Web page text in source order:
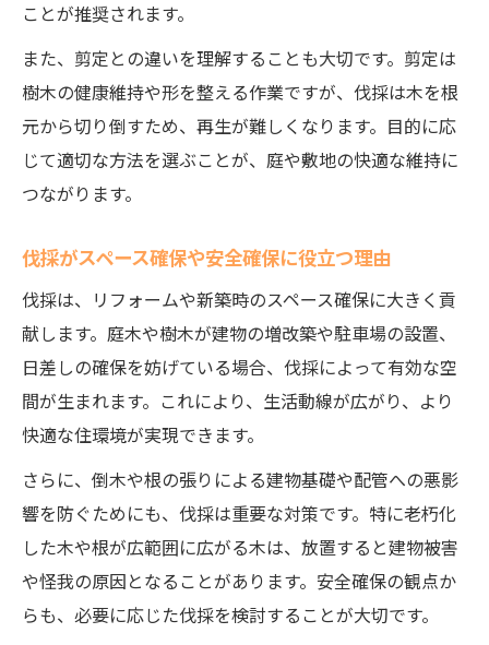
ことが推奨されます。
また、剪定との違いを理解することも大切です。剪定は
樹木の健康維持や形を整える作業ですが、伐採は木を根
元から切り倒すため、再生が難しくなります。目的に応
じて適切な方法を選ぶことが、庭や敷地の快適な維持に
つながります。
伐採がスペース確保や安全確保に役立つ理由
伐採は、リフォームや新築時のスペース確保に大きく貢
献します。庭木や樹木が建物の増改築や駐車場の設置、
日差しの確保を妨げている場合、伐採によって有効な空
間が生まれます。これにより、生活動線が広がり、より
快適な住環境が実現できます。
さらに、倒木や根の張りによる建物基礎や配管への悪影
響を防ぐためにも、伐採は重要な対策です。特に老朽化
した木や根が広範囲に広がる木は、放置すると建物被害
や怪我の原因となることがあります。安全確保の観点か
らも、必要に応じた伐採を検討することが大切です。